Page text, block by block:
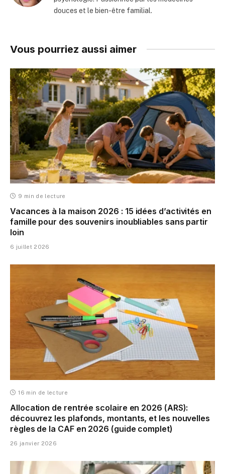
douces et le bien-être familial.
Vous pourriez aussi aimer
9 min de lecture
Vacances à la maison 2026 : 15 idées d’activités en
famille pour des souvenirs inoubliables sans partir
loin
6 juillet 2026
16 min de lecture
Allocation de rentrée scolaire en 2026 (ARS):
découvrez les plafonds, montants, et les nouvelles
règles de la CAF en 2026 (guide complet)
26 janvier 2026